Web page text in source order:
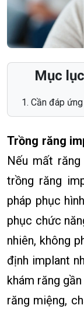
Mục
Cần đáp
Trồng răng
Nếu mất
trồng răng
pháp phục
phục chức
nhiên, không
định implant
khám răng
răng miệng,